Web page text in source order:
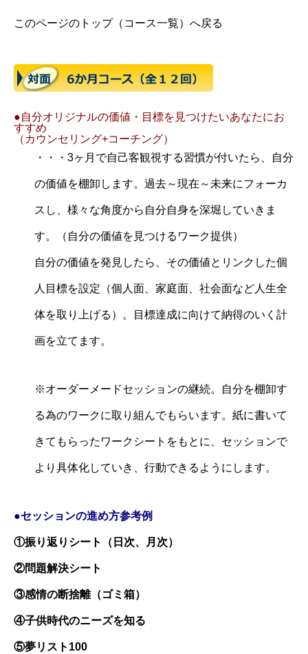
このページのトップ（コース一覧）へ戻る
●自分オリジナルの価値・目標を見つけたいあなたにお
すすめ
（カウンセリング+コーチング）
・・・3ヶ月で自己客観視する習慣が付いたら、自分
の価値を棚卸します。過去～現在～未来にフォーカ
スし、様々な角度から自分自身を深堀していきま
す。（自分の価値を見つけるワーク提供）
自分の価値を発見したら、その価値とリンクした個
人目標を設定（個人面、家庭面、社会面など人生全
体を取り上げる）。目標達成に向けて納得のいく計
画を立てます。
※オーダーメードセッションの継続。自分を棚卸す
る為のワークに取り組んでもらいます。紙に書いて
きてもらったワークシートをもとに、セッションで
より具体化していき、行動できるようにします。
●セッションの進め方参考例
①振り返りシート（日次、月次）
②問題解決シート
③感情の断捨離（ゴミ箱）
④子供時代のニーズを知る
⑤夢リスト100